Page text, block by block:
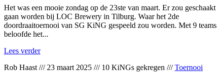
Het was een mooie zondag op de 23ste van maart. Er zou geschaakt
gaan worden bij LOC Brewery in Tilburg. Waar het 2de
doordraaitoernooi van SG KiNG gespeeld zou worden. Met 9 teams
beloofde het...
Lees verder
Rob Haast /// 23 maart 2025 /// 10 KiNGs gekregen ///Toernooi